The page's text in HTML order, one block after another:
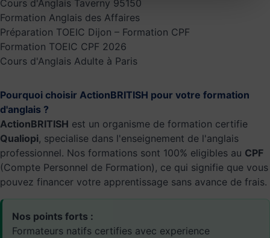
Cours d'Anglais Taverny 95150
Formation Anglais des Affaires
Préparation TOEIC Dijon – Formation CPF
Formation TOEIC CPF 2026
Cours d'Anglais Adulte à Paris
Pourquoi choisir ActionBRITISH pour votre formation
d'anglais ?
ActionBRITISH est un organisme de formation certifie
Qualiopi, specialise dans l'enseignement de l'anglais
professionnel. Nos formations sont 100% eligibles au CPF
(Compte Personnel de Formation), ce qui signifie que vous
pouvez financer votre apprentissage sans avance de frais.
Nos points forts :
Formateurs natifs certifies avec experience